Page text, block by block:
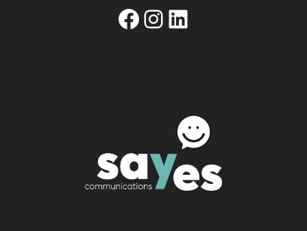
Facebook
Instagram
Linkedin